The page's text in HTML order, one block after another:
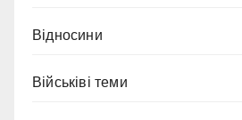
Відносини
Військіві теми